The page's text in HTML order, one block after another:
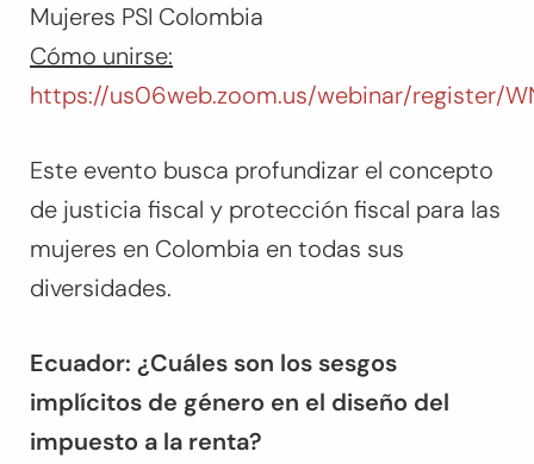
Mujeres PSI Colombia
Cómo unirse:
https://us06web.zoom.us/webinar/register/
Este evento busca profundizar el concepto
de justicia fiscal y protección fiscal para las
mujeres en Colombia en todas sus
diversidades.
Ecuador: ¿Cuáles son los sesgos
implícitos de género en el diseño del
impuesto a la renta?